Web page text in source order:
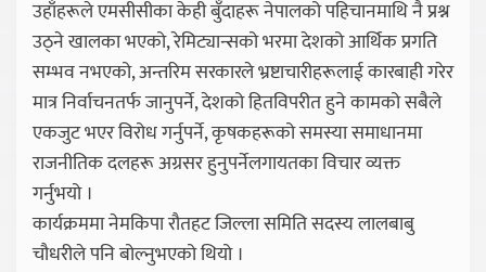
उहाँहरूले एमसीसीका केही बुँदाहरू नेपालको पहिचानमाथि नै प्रश्न
उठ्ने खालका भएको, रेमिट्यान्सको भरमा देशको आर्थिक प्रगति
सम्भव नभएको, अन्तरिम सरकारले भ्रष्टाचारीहरूलाई कारबाही गरेर
मात्र निर्वाचनतर्फ जानुपर्ने, देशको हितविपरीत हुने कामको सबैले
एकजुट भएर विरोध गर्नुपर्ने, कृषकहरूको समस्या समाधानमा
राजनीतिक दलहरू अग्रसर हुनुपर्नेलगायतका विचार व्यक्त
गर्नुभयो ।
कार्यक्रममा नेमकिपा रौतहट जिल्ला समिति सदस्य लालबाबु
चौधरीले पनि बोल्नुभएको थियो ।